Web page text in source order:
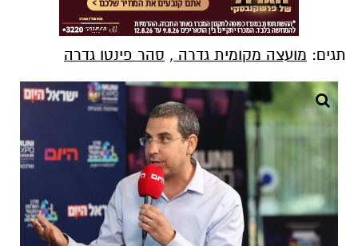
תגים: מועצה מקומית גדרה , סהר פינטו גדרה